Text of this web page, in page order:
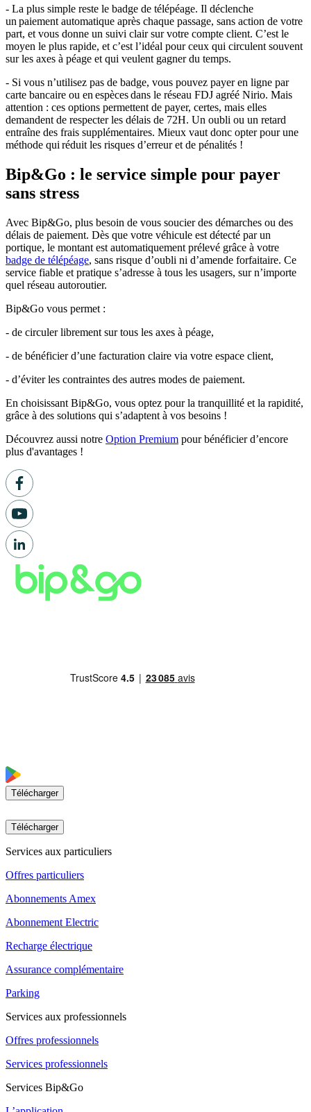
- La plus simple reste le badge de télépéage. Il déclenche
un paiement automatique après chaque passage, sans action de votre
part, et vous donne un suivi clair sur votre compte client. C’est le
moyen le plus rapide, et c’est l’idéal pour ceux qui circulent souvent
sur les axes à péage et qui veulent gagner du temps.
- Si vous n’utilisez pas de badge, vous pouvez payer en ligne par
carte bancaire ou en espèces dans le réseau FDJ agréé Nirio. Mais
attention : ces options permettent de payer, certes, mais elles
demandent de respecter les délais de 72H. Un oubli ou un retard
entraîne des frais supplémentaires. Mieux vaut donc opter pour une
méthode qui réduit les risques d’erreur et de pénalités !
Bip&Go : le service simple pour payer
sans stress
Avec Bip&Go, plus besoin de vous soucier des démarches ou des
délais de paiement. Dès que votre véhicule est détecté par un
portique, le montant est automatiquement prélevé grâce à votre
badge de télépéage, sans risque d’oubli ni d’amende forfaitaire. Ce
service fiable et pratique s’adresse à tous les usagers, sur n’importe
quel réseau autoroutier.
Bip&Go vous permet :
- de circuler librement sur tous les axes à péage,
- de bénéficier d’une facturation claire via votre espace client,
- d’éviter les contraintes des autres modes de paiement.
En choisissant Bip&Go, vous optez pour la tranquillité et la rapidité,
grâce à des solutions qui s’adaptent à vos besoins !
Découvrez aussi notre Option Premium pour bénéficier d’encore
plus d'avantages !
Télécharger
Télécharger
Services aux particuliers
Offres particuliers
Abonnements Amex
Abonnement Electric
Recharge électrique
Assurance complémentaire
Parking
Services aux professionnels
Offres professionnels
Services professionnels
Services Bip&Go